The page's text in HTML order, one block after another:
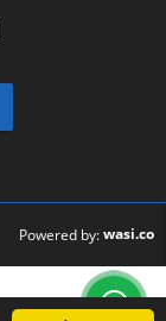
Powered by:wasi.co